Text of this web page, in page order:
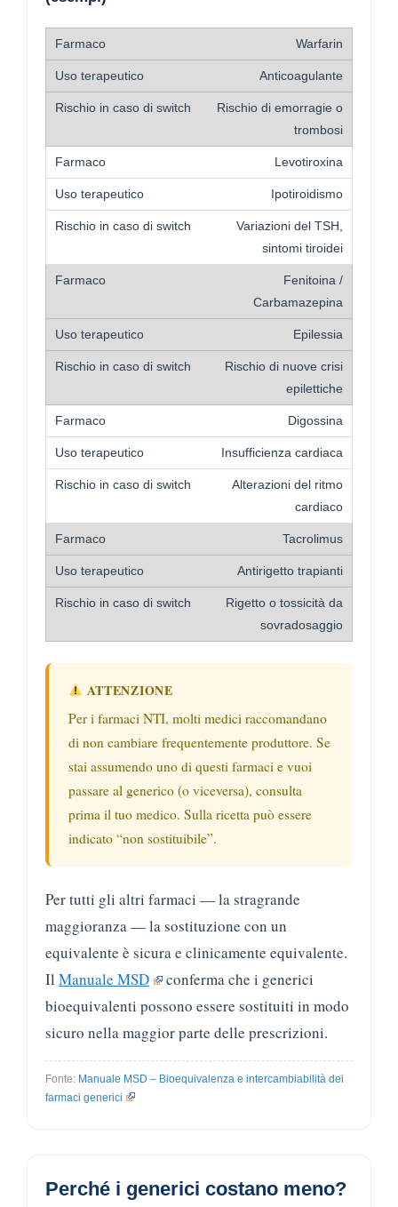
Warfarin
Anticoagulante
Rischio di emorragie o
trombosi
Levotiroxina
Ipotiroidismo
Variazioni del TSH,
sintomi tiroidei
Fenitoina /
Carbamazepina
Epilessia
Rischio di nuove crisi
epilettiche
Digossina
Insufficienza cardiaca
Alterazioni del ritmo
cardiaco
Tacrolimus
Antirigetto trapianti
Rigetto o tossicità da
sovradosaggio
ATTENZIONE
Per i farmaci NTI, molti medici raccomandano
di non cambiare frequentemente produttore. Se
stai assumendo uno di questi farmaci e vuoi
passare al generico (o viceversa), consulta
prima il tuo medico. Sulla ricetta può essere
indicato “non sostituibile”.
Per tutti gli altri farmaci — la stragrande
maggioranza — la sostituzione con un
equivalente è sicura e clinicamente equivalente.
Il Manuale MSD
conferma che i generici
bioequivalenti possono essere sostituiti in modo
sicuro nella maggior parte delle prescrizioni.
Fonte: Manuale MSD – Bioequivalenza e intercambiabilità dei
farmaci generici
Perché i generici costano meno?